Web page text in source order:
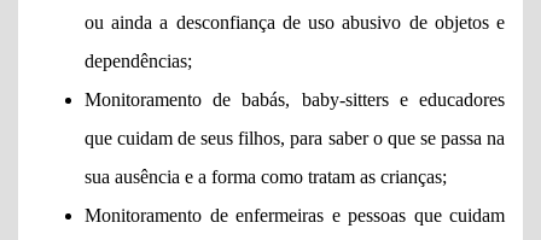
ou ainda a desconfiança de uso abusivo de objetos e
dependências;
Monitoramento de babás, baby-sitters e educadores
que cuidam de seus filhos, para saber o que se passa na
sua ausência e a forma como tratam as crianças;
Monitoramento de enfermeiras e pessoas que cuidam